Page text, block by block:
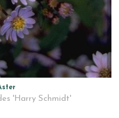
'Harry Schmidt'